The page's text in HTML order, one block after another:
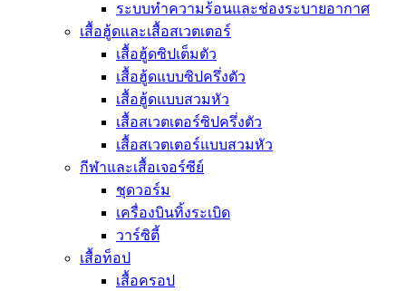
ระบบทำความร้อนและช่องระบายอากาศ
เสื้อฮู้ดและเสื้อสเวตเตอร์
เสื้อฮู้ดซิปเต็มตัว
เสื้อฮู้ดแบบซิปครึ่งตัว
เสื้อฮู้ดแบบสวมหัว
เสื้อสเวตเตอร์ซิปครึ่งตัว
เสื้อสเวตเตอร์แบบสวมหัว
กีฬาและเสื้อเจอร์ซีย์
ชุดวอร์ม
เครื่องบินทิ้งระเบิด
วาร์ซิตี้
เสื้อท็อป
เสื้อครอป